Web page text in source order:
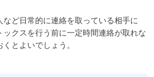
など日常的に連絡を取っている相手に
ックスを行う前に一定時間連絡が取れな
とよいでしょう。